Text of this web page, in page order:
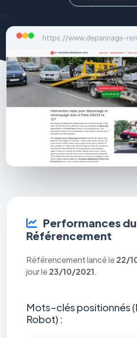
https://www.depannage-
Performances du
Référencement
Référencement lancé le 22/
jour le 23/10/2021.
Mots-clés positionnés
Robot) :